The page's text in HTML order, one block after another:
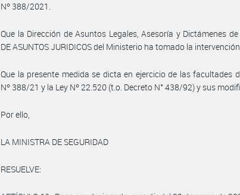
Nº 388/2021.
Que la Dirección de Asuntos Legales, Asesoría y Dictámenes de
DE ASUNTOS JURIDICOS del Ministerio ha tomado la
Que la presente medida se dicta en ejercicio de las facultades
Nº 388/21 y la Ley Nº 22.520 (t.o. Decreto N° 438/92) y sus
Por ello,
LA MINISTRA DE SEGURIDAD
RESUELVE: